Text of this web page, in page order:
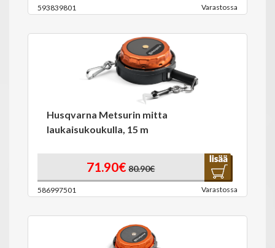
593839801 Varastossa
Husqvarna Metsurin mitta
laukaisukoukulla, 15 m
71.90€ 80.90€
586997501 Varastossa